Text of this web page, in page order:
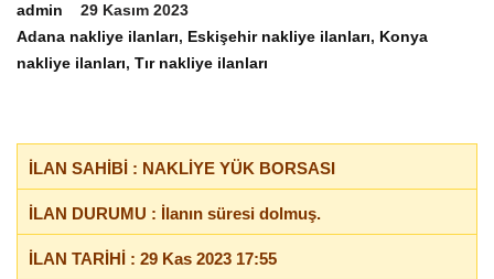
admin
29 Kasım 2023
Adana nakliye ilanları, Eskişehir nakliye ilanları, Konya
nakliye ilanları, Tır nakliye ilanları
İLAN SAHİBİ : NAKLİYE YÜK BORSASI
İLAN DURUMU : İlanın süresi dolmuş.
İLAN TARİHİ : 29 Kas 2023 17:55